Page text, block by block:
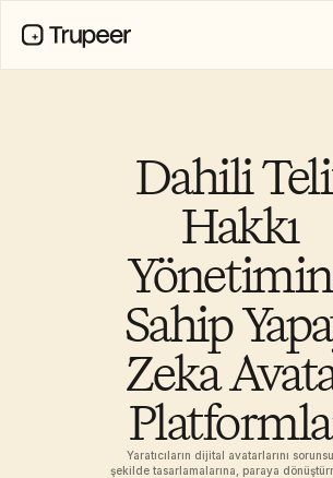
Dahili
Hakkı
Sahip
Zeka
Yaratıcıların dijital avatarlarını
şekilde tasarlamalarına, paraya
AI Screen Recording
AI Champions of Change